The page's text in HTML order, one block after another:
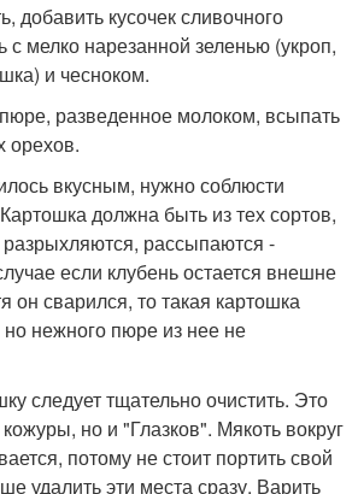
добавить кусочек сливочного
мелко нарезанной зеленью (укроп,
и чесноком.
разведенное молоком, всыпать
орехов.
вкусным, нужно соблюсти
должна быть из тех сортов,
рассыпаются -
если клубень остается внешне
он сварился, то такая картошка
но нежного пюре из нее не
следует тщательно очистить. Это
кожуры, но и "Глазков". Мякоть вокруг
потому не стоит портить свой
удалить эти места сразу. Варить